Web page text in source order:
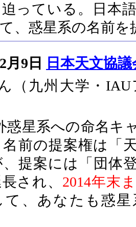
っている。日本
、惑星系の名前を
月9日
日本天文協議
（九州大学・
惑星系への命名キ
前の提案権は「
提案には「団体
され、 2014年末
て、あなたも惑